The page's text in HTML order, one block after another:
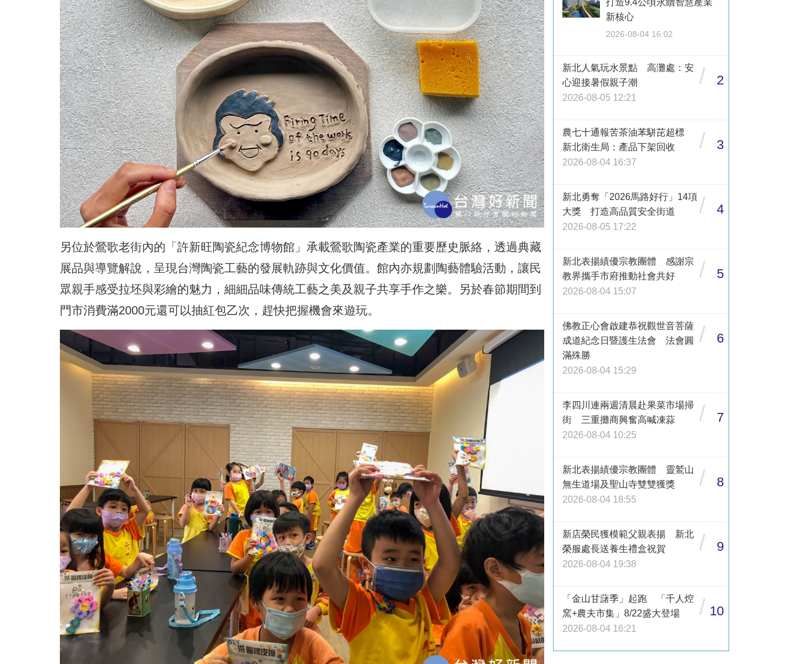
另位於鶯歌老街內的「許新旺陶瓷紀念博物館」承載鶯歌陶瓷產業的重要歷史脈絡，透過典藏
展品與導覽解說，呈現台灣陶瓷工藝的發展軌跡與文化價值。館內亦規劃陶藝體驗活動，讓民
眾親手感受拉坯與彩繪的魅力，細細品味傳統工藝之美及親子共享手作之樂。另於春節期間到
門市消費滿2000元還可以抽紅包乙次，趕快把握機會來遊玩。
打造9.4公頃永續智慧產業
新核心
2026-08-04 16:02
新北人氣玩水景點 高灘處：安
心迎接暑假親子潮
2026-08-05 12:21
/ 2
農七十通報苦茶油苯駢芘超標
新北衛生局：產品下架回收
2026-08-04 16:37
/ 3
新北勇奪「2026馬路好行」14項
大獎 打造高品質安全街道
2026-08-05 17:22
/ 4
新北表揚績優宗教團體 感謝宗
教界攜手市府推動社會共好
2026-08-04 15:07
/ 5
佛教正心會啟建恭祝觀世音菩薩
成道紀念日暨護生法會 法會圓
滿殊勝
2026-08-04 15:29
/ 6
李四川連兩週清晨赴果菜市場掃
街 三重攤商興奮高喊凍蒜
2026-08-04 10:25
/ 7
新北表揚績優宗教團體 靈鷲山
無生道場及聖山寺雙雙獲獎
2026-08-04 18:55
/ 8
新店榮民獲模範父親表揚 新北
榮服處長送養生禮盒祝賀
2026-08-04 19:38
/ 9
「金山甘藷季」起跑 「千人焢
窯+農夫市集」8/22盛大登場
2026-08-04 16:21
/ 10